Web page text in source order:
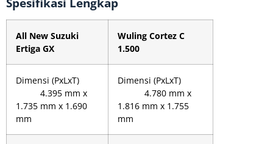
All New Suzuki
Ertiga GX
Wuling Cortez C
1.500
Dimensi (PxLxT)
4.395 mm x
1.735 mm x 1.690
mm
Dimensi (PxLxT)
4.780 mm x
1.816 mm x 1.755
mm